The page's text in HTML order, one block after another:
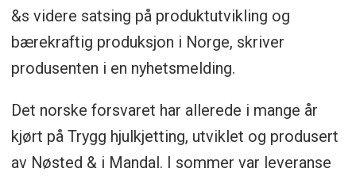
&s videre satsing på produktutvikling og
bærekraftig produksjon i Norge, skriver
produsenten i en nyhetsmelding.
Det norske forsvaret har allerede i mange år
kjørt på Trygg hjulkjetting, utviklet og produsert
av Nøsted & i Mandal. I sommer var leveranse